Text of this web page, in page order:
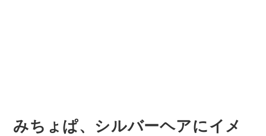
みちょぱ、シルバーヘアにイメ